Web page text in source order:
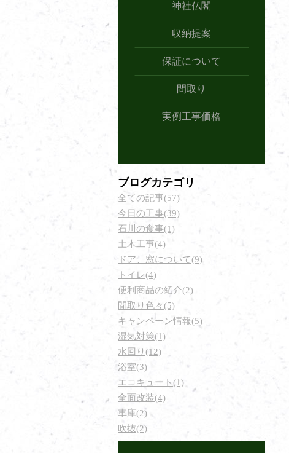
神社仏閣
収納提案
保証について
間取り
実例工事価格
ブログカテゴリ
全ての記事(57)
今日の工事(39)
石川の食事(1)
土木工事(4)
ドア、窓について(9)
トイレ(4)
便利商品の紹介(2)
間取り色々(5)
キャンペーン情報(5)
湿気対策(1)
水回り(12)
浴室(3)
エコキュート(1)
全面改装(4)
車庫(2)
吹抜(2)